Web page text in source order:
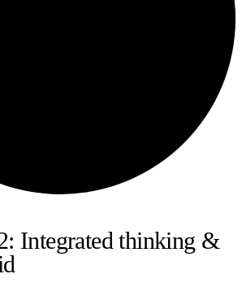
Integrated thinking &